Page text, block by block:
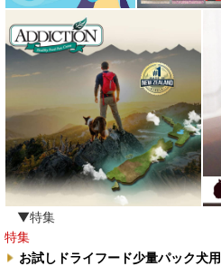
ワイルドランド Wildes Land
わんぽうやく
ナチュラル重曹 アイテム合同会社
水素シリーズ
臭わない袋BOS
自然流
▼特集
特集
お試しドライフード少量パック犬用